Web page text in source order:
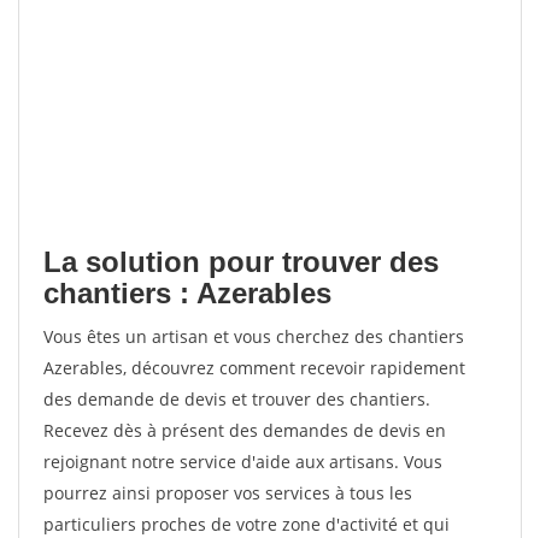
La solution pour trouver des
chantiers : Azerables
Vous êtes un artisan et vous cherchez des chantiers
Azerables, découvrez comment recevoir rapidement
des demande de devis et trouver des chantiers.
Recevez dès à présent des demandes de devis en
rejoignant notre service d'aide aux artisans. Vous
pourrez ainsi proposer vos services à tous les
particuliers proches de votre zone d'activité et qui